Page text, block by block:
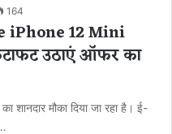
164
iPhone 12 Mini
उठाएं ऑफर का
शानदार मौका दिया जा रहा है। ई-